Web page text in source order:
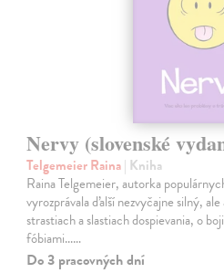
Nervy (slovenské
Telgemeier Raina| Kniha
Raina Telgemeier, autorka
vyrozprávala ďalší nezvyčajne silný,
strastiach a slastiach dospievania, o
fóbiami...…
Do 3 pracovných dní